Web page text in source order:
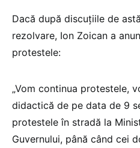
Dacă după discuțiile de
rezolvare, Ion Zoican a
protestele:
„Vom continua protestele,
didactică de pe data de 9
protestele în stradă la
Guvernului, până când cei